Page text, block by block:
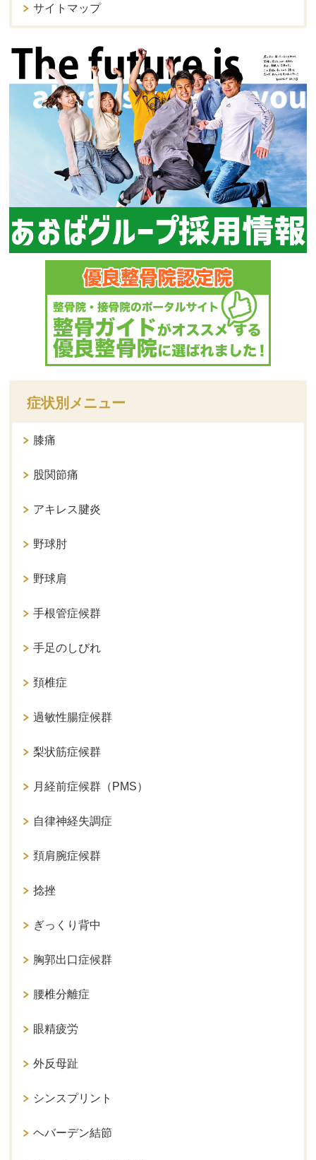
サイトマップ
症状別メニュー
膝痛
股関節痛
アキレス腱炎
野球肘
野球肩
手根管症候群
手足のしびれ
頚椎症
過敏性腸症候群
梨状筋症候群
月経前症候群（PMS）
自律神経失調症
頚肩腕症候群
捻挫
ぎっくり背中
胸郭出口症候群
腰椎分離症
眼精疲労
外反母趾
シンスプリント
ヘバーデン結節